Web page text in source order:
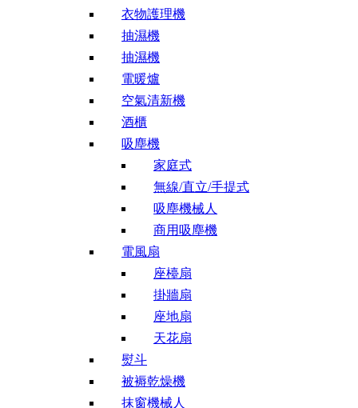
衣物護理機
抽濕機
抽濕機
電暖爐
空氣清新機
酒櫃
吸塵機
家庭式
無線/直立/手提式
吸塵機械人
商用吸塵機
電風扇
座檯扇
掛牆扇
座地扇
天花扇
熨斗
被褥乾燥機
抹窗機械人